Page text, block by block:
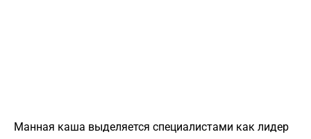
Манная каша выделяется специалистами как лидер